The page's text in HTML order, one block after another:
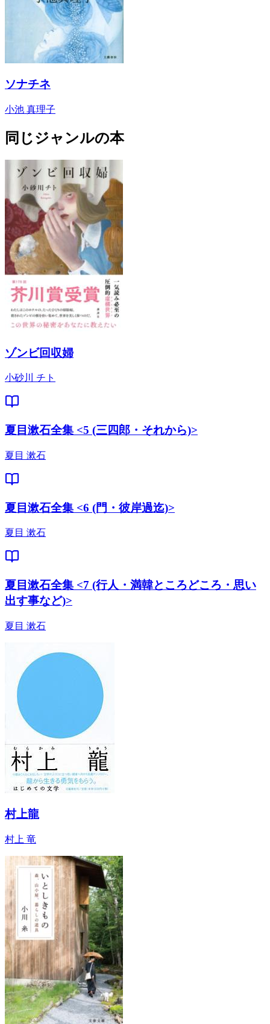
ソナチネ
小池 真理子
同じジャンルの本
ゾンビ回収婦
小砂川 チト
夏目漱石全集 <5 (三四郎・それから)>
夏目 漱石
夏目漱石全集 <6 (門・彼岸過迄)>
夏目 漱石
夏目漱石全集 <7 (行人・満韓ところどころ・思い
出す事など)>
夏目 漱石
村上龍
村上 竜